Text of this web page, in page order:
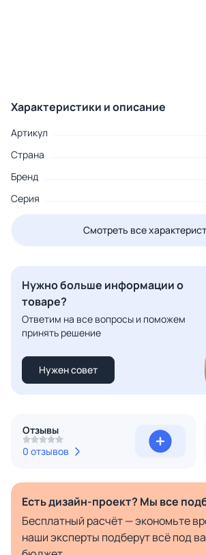
Характеристики и описание
Артикул
Страна
Бренд
Серия
Смотреть все
Нужно больше информации о
товаре?
Ответим на все вопросы и поможем
принять решение
Нужен совет
Отзывы
0 отзывов
Есть дизайн-проект? Мы все
Бесплатный расчёт — экономьте
наши эксперты подберут всё под